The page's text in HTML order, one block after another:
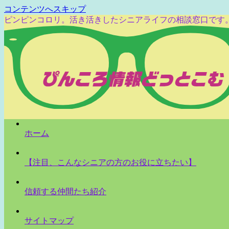
コンテンツへスキップ
ピンピンコロリ。活き活きしたシニアライフの相談窓口です
ホーム
【注目、こんなシニアの方のお役に立ちたい】
信頼する仲間たち紹介
サイトマップ